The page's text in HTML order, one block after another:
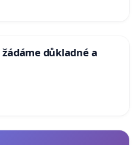
důkladné a